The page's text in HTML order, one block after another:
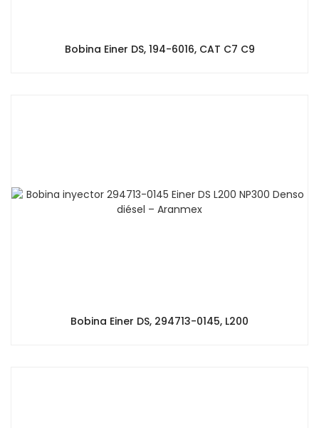
Bobina Einer DS, 194-6016, CAT C7 C9
Bobina Einer DS, 294713-0145, L200